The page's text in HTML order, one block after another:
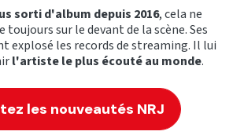
sorti d'album depuis 2016, cela ne
sur le devant de la scène. Ses
explosé les records de streaming. Il lui
l'artiste le plus écouté au monde.
les nouveautés NRJ